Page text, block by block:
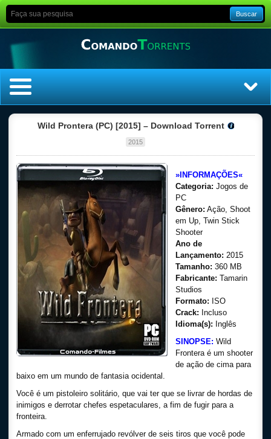
Buscar
Top Filmes
Filmes
Dublado
Legendado
Wild Prontera (PC) [2015] – Download Torrent
2015
»INFORMAÇÕES«
Categoria: Jogos de
PC
Gênero: Ação, Shoot
em Up, Twin Stick
Shooter
Ano de
Lançamento: 2015
Tamanho: 360 MB
Fabricante: Tamarin
Studios
Formato: ISO
Crack: Incluso
Idioma(s): Inglês
SINOPSE: Wild
Frontera é um shooter
de ação de cima para
baixo em um mundo de fantasia ocidental.
Você é um pistoleiro solitário, que vai ter que se livrar de hordas de
inimigos e derrotar chefes espetaculares, a fim de fugir para a
fronteira.
Armado com um enferrujado revólver de seis tiros que você pode